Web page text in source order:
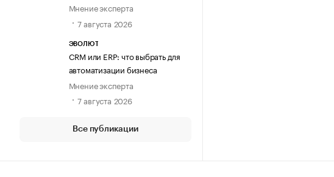
Мнение эксперта
7 августа 2026
ЭВОЛЮТ
CRM или ERP: что выбрать для
автоматизации бизнеса
Мнение эксперта
7 августа 2026
Все публикации